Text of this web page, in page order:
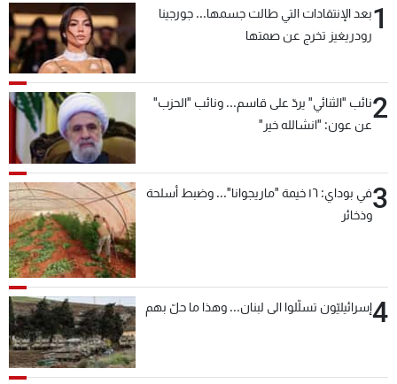
1بعد الإنتقادات التي طالت جسمها... جورجينا
رودريغيز تخرج عن صمتها
2نائب "الثنائي" يردّ على قاسم... ونائب "الحزب"
عن عون: "انشالله خير"
3
في بوداي: ١٦ خيمة "ماريجوانا"... وضبط أسلحة
وذخائر
4إسرائيليّون تسلّلوا الى لبنان... وهذا ما حلّ بهم